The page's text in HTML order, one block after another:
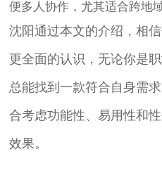
便多人协作，尤其适合跨地
沈阳通过本文的介绍，相
更全面的认识，无论你是
总能找到一款符合自身需
合考虑功能性、易用性和
效果。